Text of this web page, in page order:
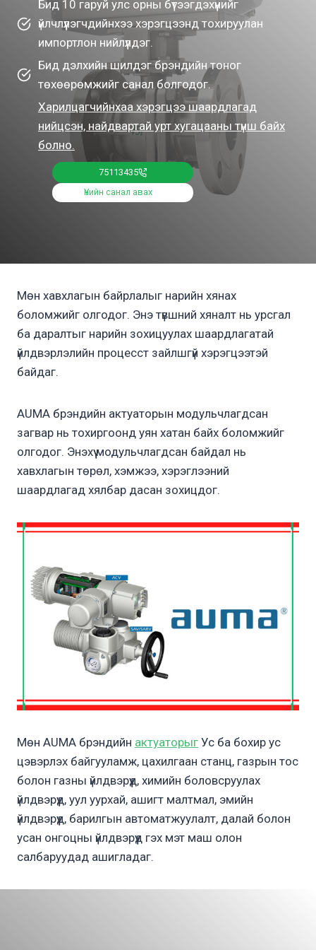
Бид 10 гаруй улс орны бүтээгдэхүүнийг
үйлчлүүлэгчдийнхээ хэрэгцээнд тохируулан
импортлон нийлүүлдэг.
Бид дэлхийн шилдэг брэндийн тоног
төхөөрөмжийг санал болгодог.
Харилцагчийнхаа хэрэгцээ шаардлагад
нийцсэн, найдвартай урт хугацааны түнш байх
болно.
75113435
Үнийн санал авах
Мөн хавхлагын байрлалыг нарийн хянах
боломжийг олгодог. Энэ түвшний хяналт нь урсгал
ба даралтыг нарийн зохицуулах шаардлагатай
үйлдвэрлэлийн процесст зайлшгүй хэрэгцээтэй
байдаг.
AUMA брэндийн актуаторын модульчлагдсан
загвар нь тохиргоонд уян хатан байх боломжийг
олгодог. Энэхүү модульчлагдсан байдал нь
хавхлагын төрөл, хэмжээ, хэрэглээний
шаардлагад хялбар дасан зохицдог.
Мөн AUMA брэндийн актуаторыг Ус ба бохир ус
цэвэрлэх байгууламж, цахилгаан станц, газрын тос
болон газны үйлдвэрүүд, химийн боловсруулах
үйлдвэрүүд, уул уурхай, ашигт малтмал, эмийн
үйлдвэрүүд, барилгын автоматжуулалт, далай болон
усан онгоцны үйлдвэрүүд гэх мэт маш олон
салбаруудад ашигладаг.